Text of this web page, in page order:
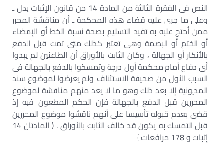
النص فى الفقرة الثالثة من المادة 14 من قانون الإثبات يدل ـ
وعلى ما جرى عليه قضاء هذه المحكمة ـ أن مناقشة المحرر
ممن أحتج عليه به تفيد التسليم بصحة نسبة الخط أو الإمضاء
أو الختم أو البصمة وهى تعتبر كذلك متى تمت قبل الدفع
بالأنكار أو الجهالة ، وكان الثابت بالأوراق أن الطاعنين لم يبدوا
أى دفاع أمام محكمة أول درجة وتمسكوا بالدفع بالجهالة فى
السبب الأول من صحيفة الاستئناف ولم يعرضوا لموضوع سند
المديونية إلا بعد ذلك وهو ما لا يعد منهم مناقشة لموضوع
المحررين قبل الدفع بالجهالة فإن الحكم المطعون فيه إذ
قضى بعدم قبوله تأسيسا على أنهم ناقشوا موضوع المحررين
قبل التمسك به يكون قد خالف الثابت بالأوراق . ( المادتان 14
إثبات و 178 مرافعات )